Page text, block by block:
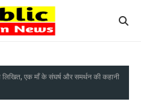
लिखित, एक माँ के संघर्ष और समर्थन की कहानी